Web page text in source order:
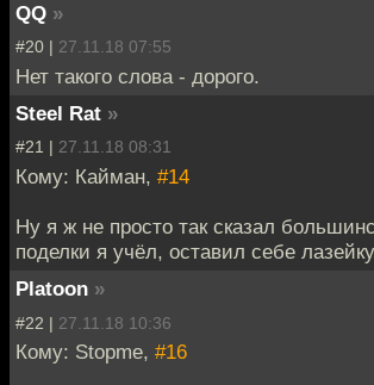
QQ »
#20 | 27.11.18 07:55
Нет такого слова - дорого.
Steel Rat »
#21 | 27.11.18 08:31
Кому: Кайман, #14
Ну я ж не просто так сказал
поделки я учёл, оставил себе
Platoon »
#22 | 27.11.18 10:36
Кому: Stopme, #16